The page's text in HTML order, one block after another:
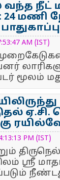
நீட்
மணி
AM (IST)
மூலம்
ஏ.சி.
ரயில்வே
PM (IST)
ஸ்ரீ